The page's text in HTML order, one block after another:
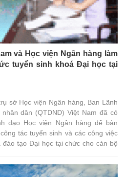
và Học viện Ngân hàng làm
tuyển sinh khoá Đại học tại
sở Học viện Ngân hàng, Ban Lãnh
dân (QTDND) Việt Nam đã có
đạo Học viện Ngân hàng để bàn
tác tuyển sinh và các công việc
đào tạo Đại học tại chức cho cán bộ